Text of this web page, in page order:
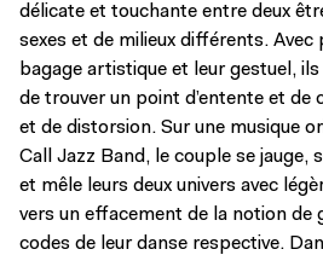
délicate et touchante entre deux
sexes et de milieux différents.
bagage artistique et leur gestuel,
de trouver un point d’entente et de
et de distorsion. Sur une musique
Call Jazz Band, le couple se jauge,
et mêle leurs deux univers avec
vers un effacement de la notion de
codes de leur danse respective.